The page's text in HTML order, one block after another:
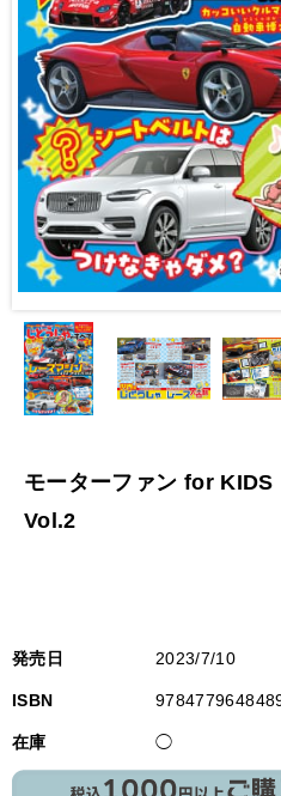
モーターファン for KIDS
Vol.2
発売日 2023/7/10
ISBN
在庫 ◯